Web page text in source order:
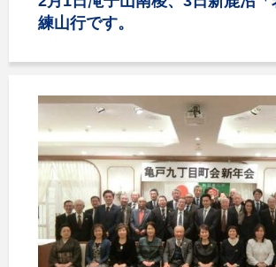
練山行です。